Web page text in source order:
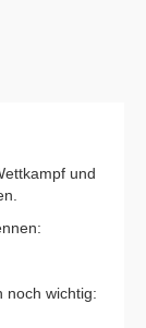
und
noch wichtig: